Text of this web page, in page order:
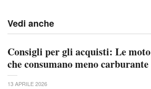
Vedi anche
Consigli per gli acquisti: Le moto
che consumano meno carburante
13 APRILE 2026